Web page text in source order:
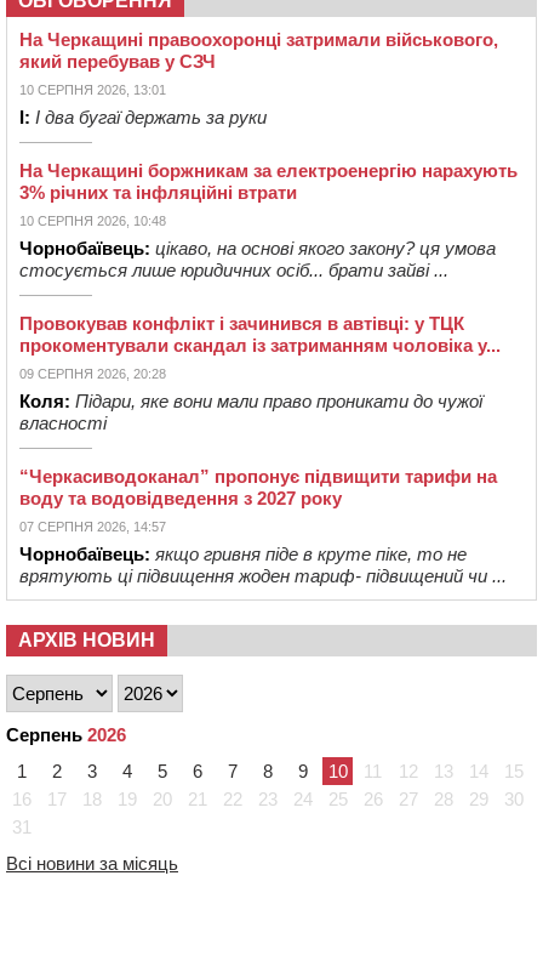
На Черкащині правоохоронці затримали військового,
який перебував у СЗЧ
10 СЕРПНЯ 2026, 13:01
І: І два бугаї держать за руки
На Черкащині боржникам за електроенергію нарахують
3% річних та інфляційні втрати
10 СЕРПНЯ 2026, 10:48
Чорнобаївець: цікаво, на основі якого закону? ця умова
стосується лише юридичних осіб... брати зайві ...
Провокував конфлікт і зачинився в автівці: у ТЦК
прокоментували скандал із затриманням чоловіка у...
09 СЕРПНЯ 2026, 20:28
Коля: Підари, яке вони мали право проникати до чужої
власності
“Черкасиводоканал” пропонує підвищити тарифи на
воду та водовідведення з 2027 року
07 СЕРПНЯ 2026, 14:57
Чорнобаївець: якщо гривня піде в круте піке, то не
врятують ці підвищення жоден тариф- підвищений чи ...
АРХІВ НОВИН
Серпень 2026
1
2 3 4 5 6 7 8 9 10 11 12 13 14
15
16
17 18 19 20 21 22 23 24 25 26 27 28 29
30
31
Всі новини за місяць